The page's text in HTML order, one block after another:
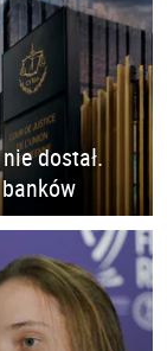
dostał.